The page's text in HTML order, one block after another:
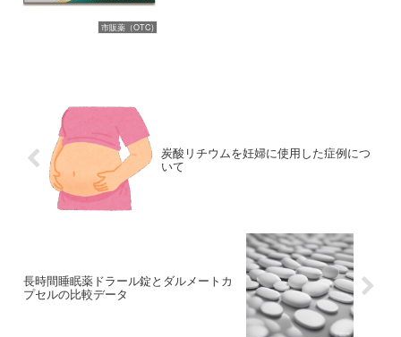
市販薬（OTC)
炭酸リチウムを妊婦に使用した症例につ
いて
長時間睡眠薬ドラール錠とダルメートカ
プセルの比較データ